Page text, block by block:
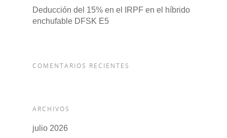
Deducción del 15% en el IRPF en el híbrido
enchufable DFSK E5
COMENTARIOS RECIENTES
ARCHIVOS
julio 2026